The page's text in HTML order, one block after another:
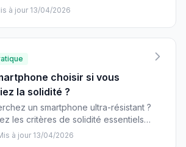
des puissances,
tomber en panne.
à jour 13/04/2026
choisir si vous
la solidité ?
un smartphone ultra-résistant ?
les critères de solidité essentiels
des modèles les plus
à jour 13/04/2026